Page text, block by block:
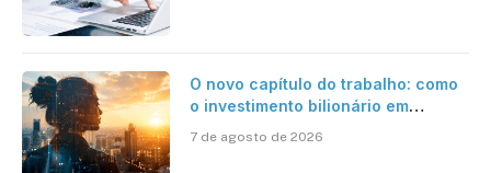
O novo capítulo do trabalho: como
o investimento bilionário em
verdadeira era da inteligência
7 de agosto de 2026